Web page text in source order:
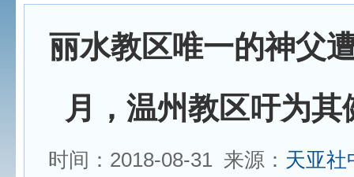
丽水教区唯一的神父
月，温州教区吁为其
时间：2018-08-31 来源： 天亚社